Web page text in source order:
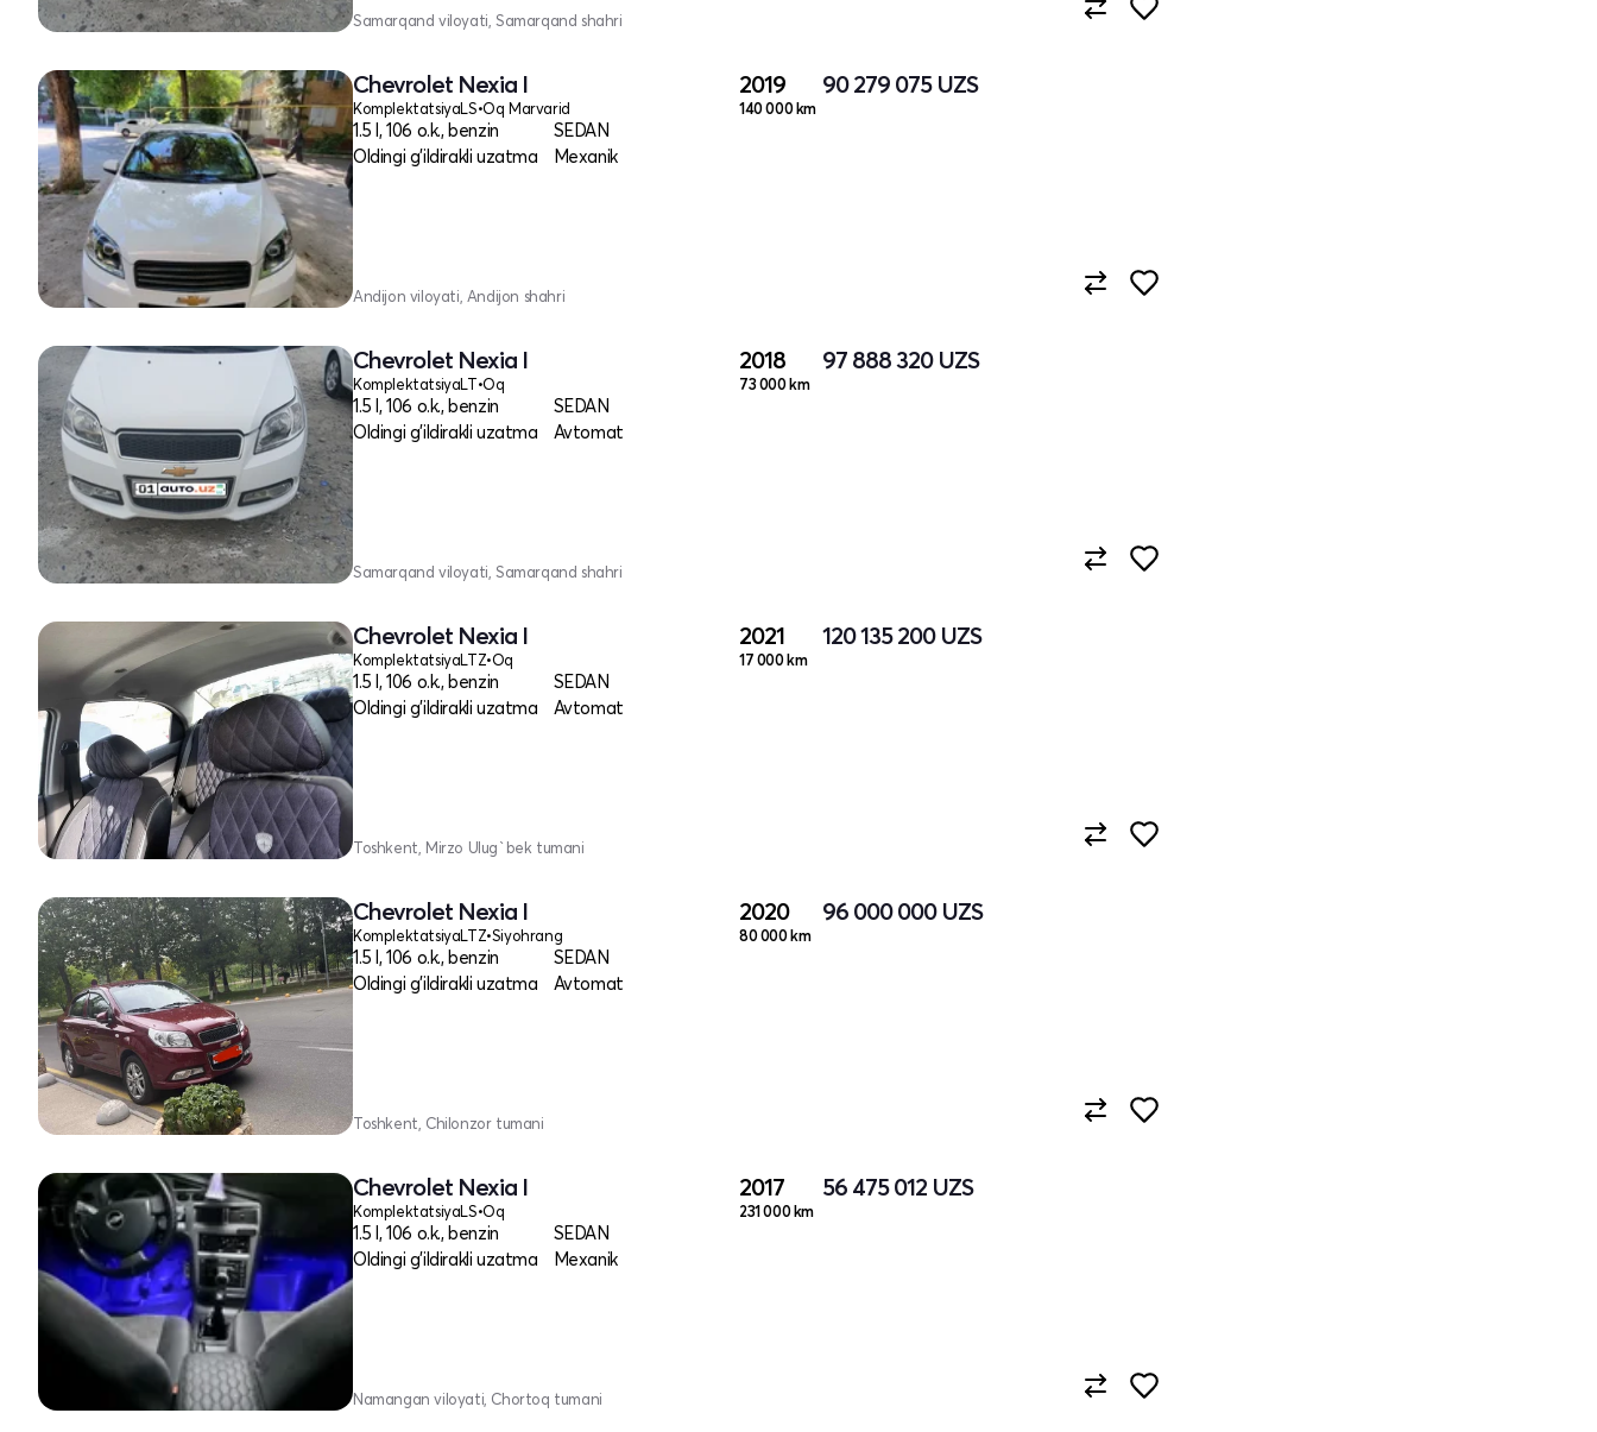
Samarqand viloyati, Samarqand shahri
Chevrolet Nexia I
KomplektatsiyaLS•Oq Marvarid
1.5 l, 106 o.k., benzin
SEDAN
Oldingi g'ildirakli uzatma
Mexanik
2019
140 000 km
90 279 075 UZS
Andijon viloyati, Andijon shahri
Chevrolet Nexia I
KomplektatsiyaLT•Oq
1.5 l, 106 o.k., benzin
SEDAN
Oldingi g'ildirakli uzatma
Avtomat
2018
73 000 km
97 888 320 UZS
Samarqand viloyati, Samarqand shahri
Chevrolet Nexia I
KomplektatsiyaLTZ•Oq
1.5 l, 106 o.k., benzin
SEDAN
Oldingi g'ildirakli uzatma
Avtomat
2021
17 000 km
120 135 200 UZS
Toshkent, Mirzo Ulug`bek tumani
Chevrolet Nexia I
KomplektatsiyaLTZ•Siyohrang
1.5 l, 106 o.k., benzin
SEDAN
Oldingi g'ildirakli uzatma
Avtomat
2020
80 000 km
96 000 000 UZS
Toshkent, Chilonzor tumani
Chevrolet Nexia I
KomplektatsiyaLS•Oq
1.5 l, 106 o.k., benzin
SEDAN
Oldingi g'ildirakli uzatma
Mexanik
2017
231 000 km
56 475 012 UZS
Namangan viloyati, Chortoq tumani